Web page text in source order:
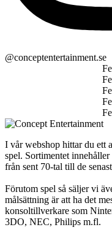
@conceptentertainment.se
I vår webshop hittar du ett
spel. Sortimentet
från sent 70-tal till de
Förutom spel så säljer vi
målsättning är att ha det
konsoltillverkare som
3DO, NEC, Philips m.fl.